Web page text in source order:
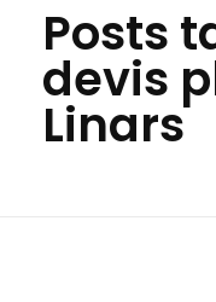
Posts
devis
Linars